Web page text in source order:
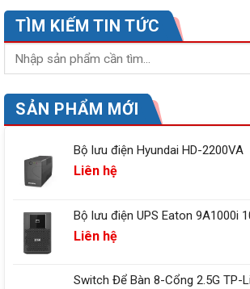
TÌM KIẾM TIN TỨC
SẢN PHẨM MỚI
Bộ lưu điện Hyundai HD-2200VA
Liên hệ
Bộ lưu điện UPS Eaton 9A1000i
Liên hệ
Switch Để Bàn 8-Cổng 2.5G TP-